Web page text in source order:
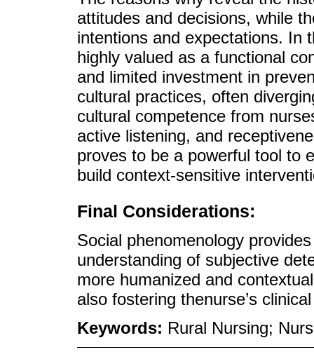
attitudes and decisions, while
intentions and expectations. In
highly valued as a functional
and limited investment in
cultural practices, often
cultural competence from
active listening, and
proves to be a powerful tool to
build context-sensitive
Final Considerations:
Social phenomenology
understanding of subjective
more humanized and
also fostering thenurse’s
Keywords: Rural Nursing;